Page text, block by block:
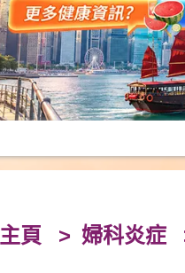
主頁 婦科炎症